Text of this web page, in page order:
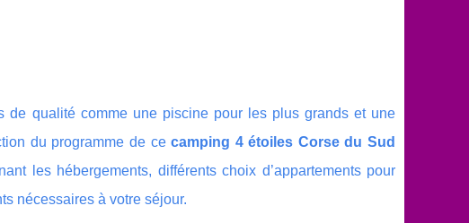
de qualité comme une piscine pour les plus grands et une
du programme de cecamping 4 étoiles Corse du Sud
les hébergements, différents choix d’appartements pour
nécessaires à votre séjour.